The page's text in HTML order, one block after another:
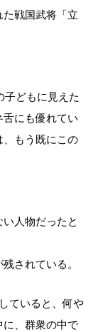
戦国武将「立
子どもに見えた
にも優れてい
、もう既にこの
人物だったと
されている。
ていると、何や
に、群衆の中で